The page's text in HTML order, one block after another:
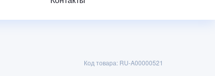
Код товара: RU-A00000521